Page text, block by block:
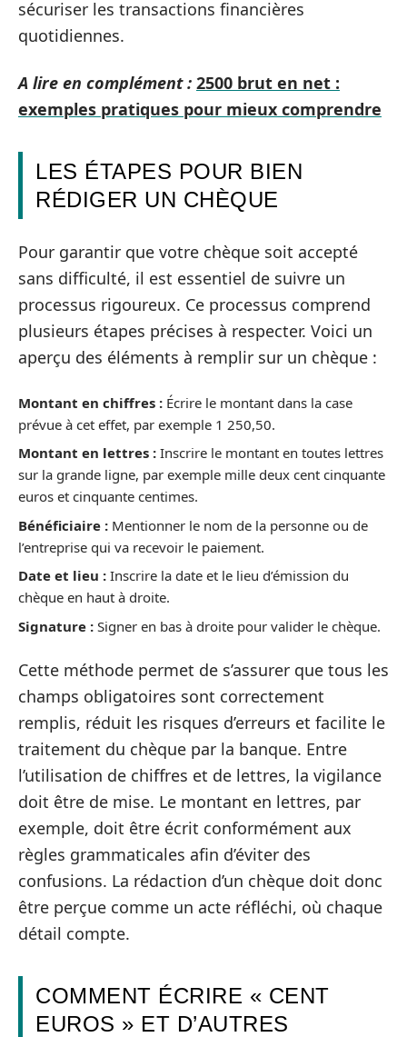
sécuriser les transactions financières
quotidiennes.
A lire en complément : 2500 brut en net :
exemples pratiques pour mieux comprendre
LES ÉTAPES POUR BIEN
RÉDIGER UN CHÈQUE
Pour garantir que votre chèque soit accepté
sans difficulté, il est essentiel de suivre un
processus rigoureux. Ce processus comprend
plusieurs étapes précises à respecter. Voici un
aperçu des éléments à remplir sur un chèque :
Montant en chiffres : Écrire le montant dans la case
prévue à cet effet, par exemple 1 250,50.
Montant en lettres : Inscrire le montant en toutes lettres
sur la grande ligne, par exemple mille deux cent cinquante
euros et cinquante centimes.
Bénéficiaire : Mentionner le nom de la personne ou de
l’entreprise qui va recevoir le paiement.
Date et lieu : Inscrire la date et le lieu d’émission du
chèque en haut à droite.
Signature : Signer en bas à droite pour valider le chèque.
Cette méthode permet de s’assurer que tous les
champs obligatoires sont correctement
remplis, réduit les risques d’erreurs et facilite le
traitement du chèque par la banque. Entre
l’utilisation de chiffres et de lettres, la vigilance
doit être de mise. Le montant en lettres, par
exemple, doit être écrit conformément aux
règles grammaticales afin d’éviter des
confusions. La rédaction d’un chèque doit donc
être perçue comme un acte réfléchi, où chaque
détail compte.
COMMENT ÉCRIRE « CENT
EUROS » ET D’AUTRES